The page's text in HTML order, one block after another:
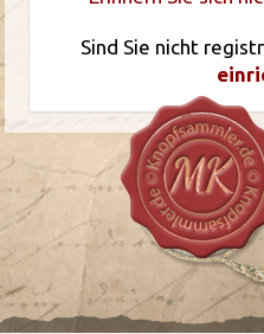
Sind Sie nicht